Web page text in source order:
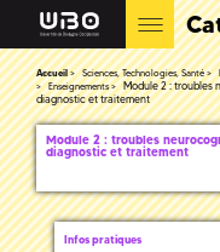
Accueil Sciences, Technologies, Santé
Enseignements
Module 2 : troubles
diagnostic et traitement
Module 2 : troubles
diagnostic et traitement
Infos pratiques